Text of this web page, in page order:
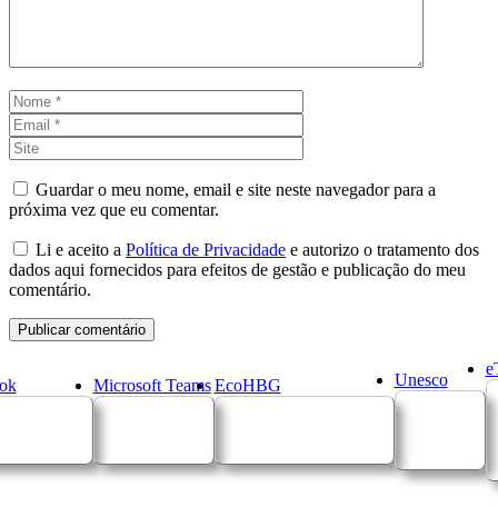
Nome
Guardar o meu nome, email e site neste navegador para a
próxima vez que eu comentar.
Li e aceito a Política de Privacidade e autorizo o tratamento dos
dados aqui fornecidos para efeitos de gestão e publicação do meu
comentário.
Microsoft Teams EcoHBG Unesco